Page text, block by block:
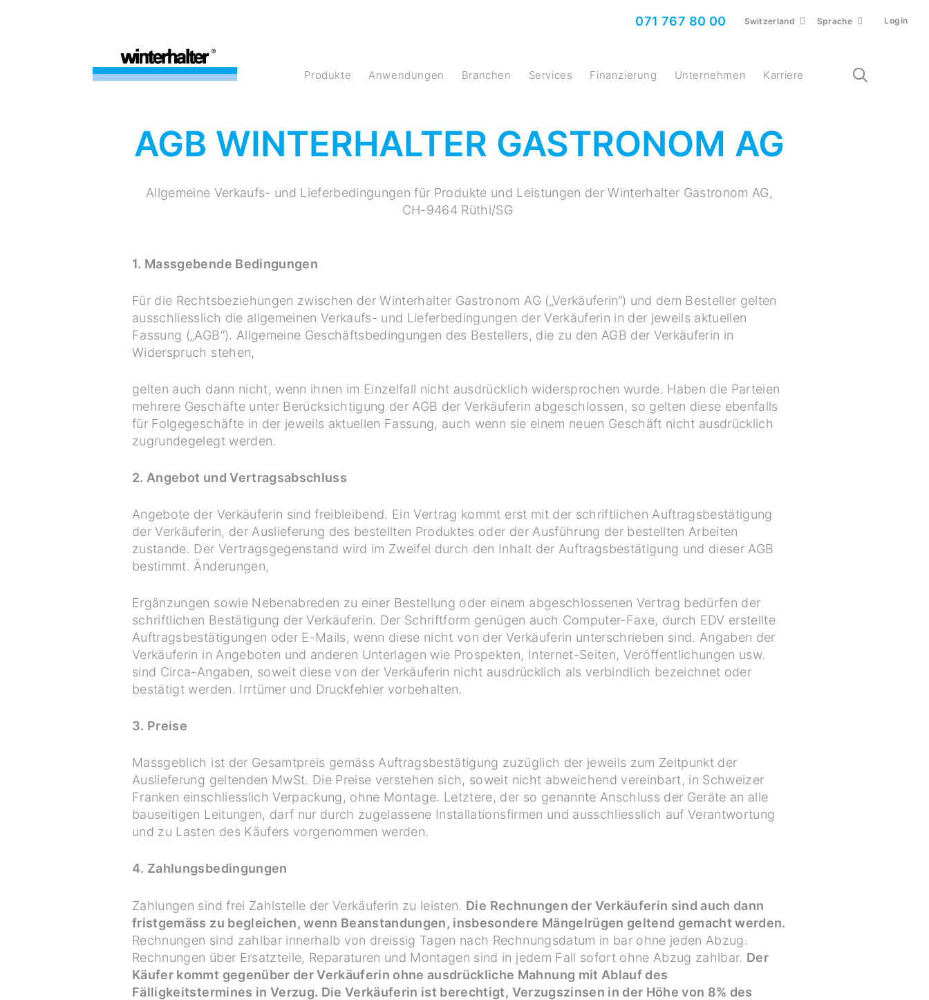
071 767 80 00 Switzerland Sprache Login
Produkte Anwendungen Branchen Services Finanzierung Unternehmen Karriere
AGB WINTERHALTER GASTRONOM AG
Allgemeine Verkaufs- und Lieferbedingungen für Produkte und Leistungen der Winterhalter Gastronom AG,
CH-9464 Rüthi/SG
1. Massgebende Bedingungen
Für die Rechtsbeziehungen zwischen der Winterhalter Gastronom AG („Verkäuferin“) und dem Besteller gelten
ausschliesslich die allgemeinen Verkaufs- und Lieferbedingungen der Verkäuferin in der jeweils aktuellen
Fassung („AGB“). Allgemeine Geschäftsbedingungen des Bestellers, die zu den AGB der Verkäuferin in
Widerspruch stehen,
gelten auch dann nicht, wenn ihnen im Einzelfall nicht ausdrücklich widersprochen wurde. Haben die Parteien
mehrere Geschäfte unter Berücksichtigung der AGB der Verkäuferin abgeschlossen, so gelten diese ebenfalls
für Folgegeschäfte in der jeweils aktuellen Fassung, auch wenn sie einem neuen Geschäft nicht ausdrücklich
zugrundegelegt werden.
2. Angebot und Vertragsabschluss
Angebote der Verkäuferin sind freibleibend. Ein Vertrag kommt erst mit der schriftlichen Auftragsbestätigung
der Verkäuferin, der Auslieferung des bestellten Produktes oder der Ausführung der bestellten Arbeiten
zustande. Der Vertragsgegenstand wird im Zweifel durch den Inhalt der Auftragsbestätigung und dieser AGB
bestimmt. Änderungen,
Ergänzungen sowie Nebenabreden zu einer Bestellung oder einem abgeschlossenen Vertrag bedürfen der
schriftlichen Bestätigung der Verkäuferin. Der Schriftform genügen auch Computer-Faxe, durch EDV erstellte
Auftragsbestätigungen oder E-Mails, wenn diese nicht von der Verkäuferin unterschrieben sind. Angaben der
Verkäuferin in Angeboten und anderen Unterlagen wie Prospekten, Internet-Seiten, Veröffentlichungen usw.
sind Circa-Angaben, soweit diese von der Verkäuferin nicht ausdrücklich als verbindlich bezeichnet oder
bestätigt werden. Irrtümer und Druckfehler vorbehalten.
3. Preise
Massgeblich ist der Gesamtpreis gemäss Auftragsbestätigung zuzüglich der jeweils zum Zeitpunkt der
Auslieferung geltenden MwSt. Die Preise verstehen sich, soweit nicht abweichend vereinbart, in Schweizer
Franken einschliesslich Verpackung, ohne Montage. Letztere, der so genannte Anschluss der Geräte an alle
bauseitigen Leitungen, darf nur durch zugelassene Installationsfirmen und ausschliesslich auf Verantwortung
und zu Lasten des Käufers vorgenommen werden.
4. Zahlungsbedingungen
Zahlungen sind frei Zahlstelle der Verkäuferin zu leisten. Die Rechnungen der Verkäuferin sind auch dann
fristgemäss zu begleichen, wenn Beanstandungen, insbesondere Mängelrügen geltend gemacht werden.
Rechnungen sind zahlbar innerhalb von dreissig Tagen nach Rechnungsdatum in bar ohne jeden Abzug.
Rechnungen über Ersatzteile, Reparaturen und Montagen sind in jedem Fall sofort ohne Abzug zahlbar. Der
Käufer kommt gegenüber der Verkäuferin ohne ausdrückliche Mahnung mit Ablauf des
Fälligkeitstermines in Verzug. Die Verkäuferin ist berechtigt, Verzugszinsen in der Höhe von 8% des